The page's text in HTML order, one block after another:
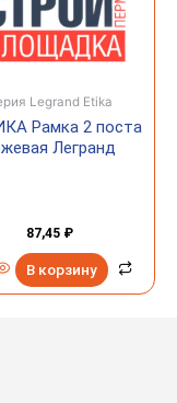
Legrand Etika
Рамка 2 поста
Легранд
87,45 ₽
В корзину